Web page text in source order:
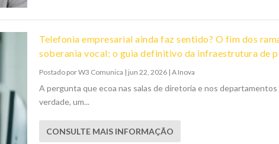
Telefonia empresarial ainda faz sentido? O fim dos
soberania vocal: o guia definitivo da infraestrutura de
Postado porW3 Comunica | jun 22, 2026 | A Inova
A pergunta que ecoa nas salas de diretoria e nos departamentos
verdade, um...
CONSULTE MAIS INFORMAÇÃO